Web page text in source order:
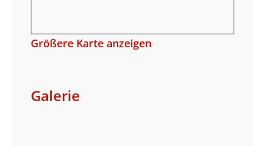
Größere Karte anzeigen
Galerie